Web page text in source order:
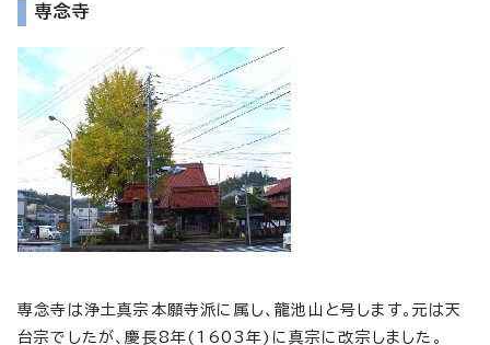
専念寺
専念寺は浄土真宗本願寺派に属し、龍池山と号します。元は天
台宗でしたが、慶長8年(1603年)に真宗に改宗しました。